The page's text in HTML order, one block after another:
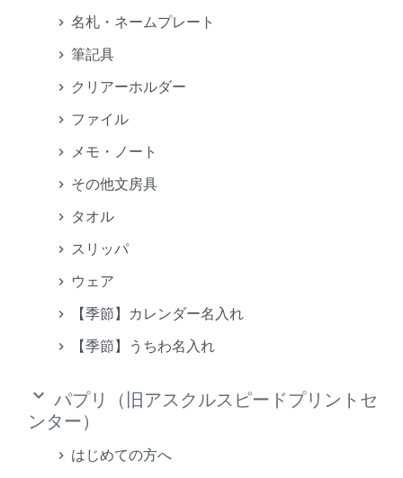
名札・ネームプレート
筆記具
クリアーホルダー
ファイル
メモ・ノート
その他文房具
タオル
スリッパ
ウェア
【季節】カレンダー名入れ
【季節】うちわ名入れ
keyboard_arrow_down パプリ（旧アスクルスピードプリントセ
ンター）
はじめての方へ